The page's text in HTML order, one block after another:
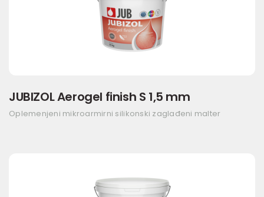
JUBIZOL Aerogel finish S 1,5 mm
Oplemenjeni mikroarmirni silikonski zaglađeni malter